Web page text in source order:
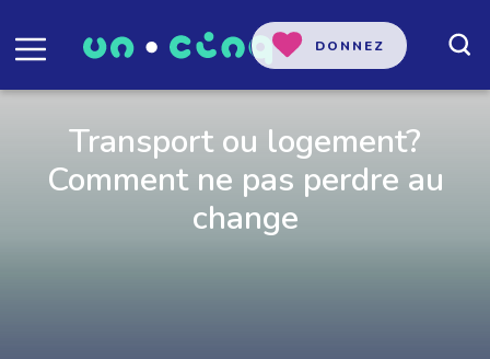
DONNEZ
Transport ou logement?
Comment ne pas perdre au
change